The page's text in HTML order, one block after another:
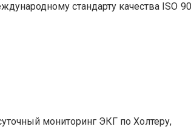
стандарту качества ISO
мониторинг ЭКГ по Холтеру,